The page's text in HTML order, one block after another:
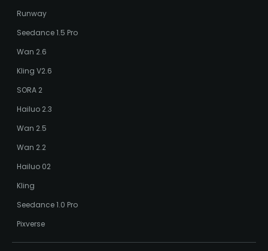
Runway
Seedance 1.5 Pro
Wan 2.6
Kling V2.6
SORA 2
Hailuo 2.3
Wan 2.5
Wan 2.2
Hailuo 02
Kling
Seedance 1.0 Pro
Pixverse